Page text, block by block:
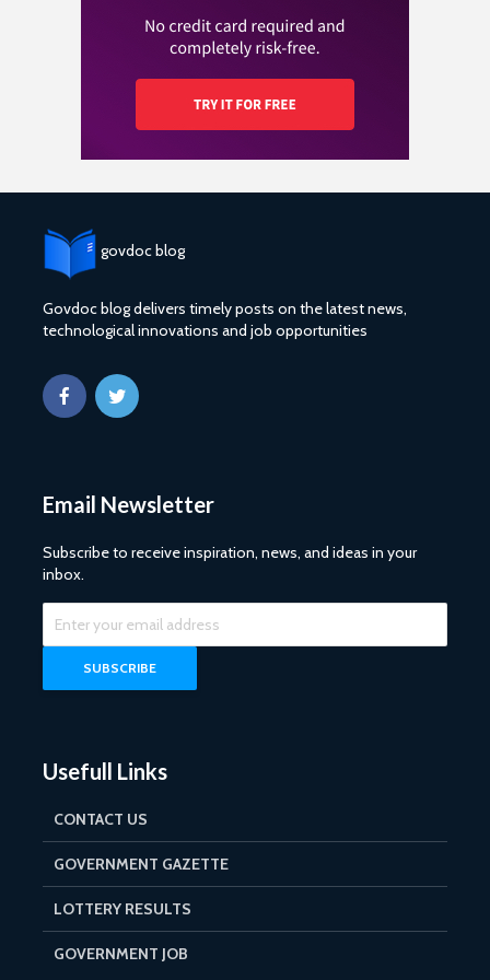
govdoc blog
Govdoc blog delivers timely posts on the latest news,
technological innovations and job opportunities
Email Newsletter
Subscribe to receive inspiration, news, and ideas in your
inbox.
Usefull Links
CONTACT US
GOVERNMENT GAZETTE
LOTTERY RESULTS
GOVERNMENT JOB